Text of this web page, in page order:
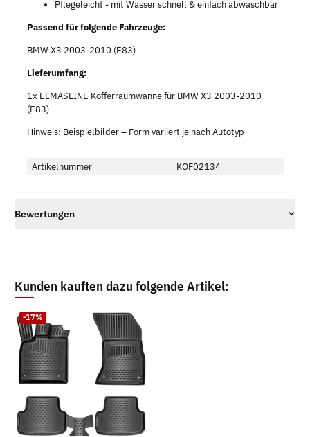
Pflegeleicht - mit Wasser schnell & einfach abwaschbar
Passend für folgende Fahrzeuge:
BMW X3 2003-2010 (E83)
Lieferumfang:
1x ELMASLINE Kofferraumwanne für BMW X3 2003-2010
(E83)
Hinweis: Beispielbilder – Form variiert je nach Autotyp
Artikelnummer KOF02134
Bewertungen
Kunden kauften dazu folgende Artikel:
-17%